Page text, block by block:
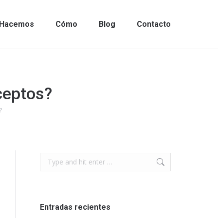
Hacemos Cómo Blog Contacto
Search:
Entradas recientes